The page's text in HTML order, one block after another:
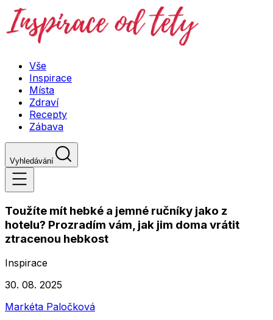
Vše
Inspirace
Místa
Zdraví
Recepty
Zábava
Vyhledávání
Toužíte mít hebké a jemné ručníky jako z
hotelu? Prozradím vám, jak jim doma vrátit
ztracenou hebkost
Inspirace
30. 08. 2025
Markéta Paločková